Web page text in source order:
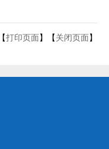
【打印页面 】【 关闭页面 】